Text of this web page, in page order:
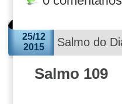
25/12
2015
Salmo do
Salmo 109